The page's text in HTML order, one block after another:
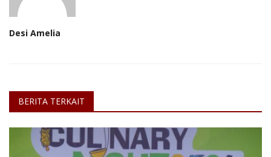
Desi Amelia
BERITA TERKAIT